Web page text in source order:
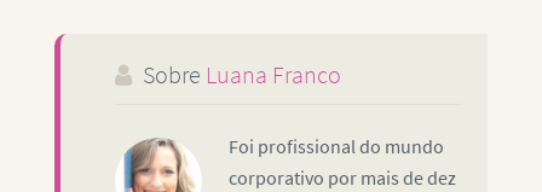
Sobre Luana Franco
Foi profissional do mundo
corporativo por mais de dez